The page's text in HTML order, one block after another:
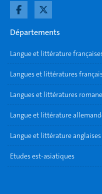
Départements
Langue et littérature
Langues et littératures
Langues et littératures
Langue et littérature
Langue et littérature anglaises
Etudes est-asiatiques